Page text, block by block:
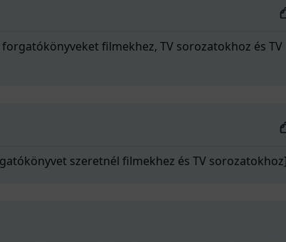
filmekhez, TV sorozatokhoz és TV
szeretnél filmekhez és TV sorozatokhoz]